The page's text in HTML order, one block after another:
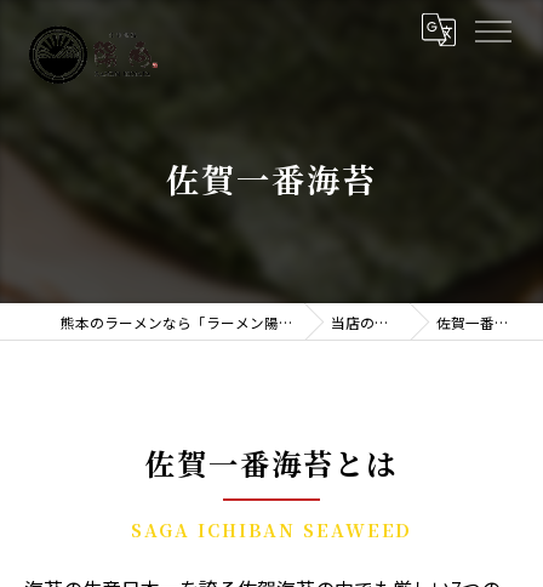
佐賀一番海苔
熊本のラーメンなら「ラーメン陽向」 当店の特徴 佐賀一番海苔
佐賀一番海苔とは
SAGA ICHIBAN SEAWEED